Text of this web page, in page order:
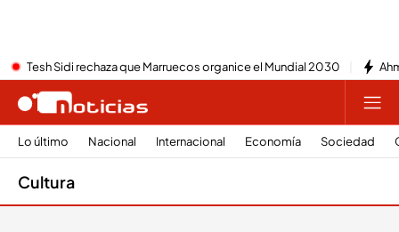
Tesh Sidi rechaza que Marruecos organice el Mundial 2030
Lo último Nacional Internacional Economía Sociedad
Cultura